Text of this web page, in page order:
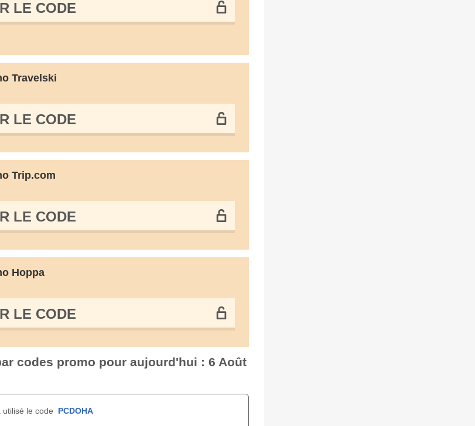
LE СODE
Travelski
LE СODE
Trip.com
LE СODE
Hoppa
LE СODE
codes promo pour aujourd'hui : 6 Août
utilisé le code PCDOHA